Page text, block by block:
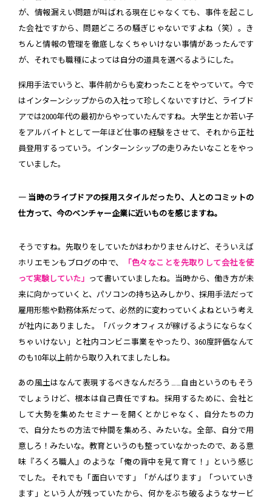
が、情報漏えい問題が叫ばれる現在じゃなくても、事件を起こし
た会社ですから、問題どころの騒ぎじゃないですよね（笑）。き
ちんと情報の管理を徹底しなくちゃいけない事情があったんです
が、それでも職種によっては自分の道具を選べるようにした。
採用手法でいうと、事件前からも変わったことをやっていて。今で
はインターンシップからの入社って珍しくないですけど、ライブド
アでは2000年代の最初からやっていたんですね。大学生とか若い子
をアルバイトとして一年ほど仕事の経験をさせて、それから正社
員登用するっていう。インターンシップの走りみたいなことをやっ
ていました。
― 当時のライブドアの採用スタイルだったり、人とのコミットの
仕方って、今のベンチャー企業に近いものを感じますね。
そうですね。先取りをしていたかはわかりませんけど、そういえば
ホリエモンもブログの中で、
「色々なことを先取りして会社を使
って実験していた」 って書いていましたね。当時から、働き方が未
来に向かっていくと、パソコンの持ち込みしかり、採用手法だって
雇用形態や勤務体系だって、必然的に変わっていくよねという考え
が社内にありました。「バックオフィスが稼げるようにならなく
ちゃいけない」と社内コンビニ事業をやったり、360度評価なんて
のも10年以上前から取り入れてましたしね。
あの風土はなんて表現するべきなんだろう……自由というのもそう
でしょうけど、根本は自己責任ですね。採用するために、会社と
して大勢を集めたセミナーを開くとかじゃなく、自分たちの力
で、自分たちの方法で仲間を集めろ、みたいな。全部、自分で用
意しろ！みたいな。教育というのも整っていなかったので、ある意
味『ろくろ職人』のような「俺の背中を見て育て！」という感じ
でした。それでも「面白いです」「がんばります」「ついていき
ます」という人が残っていたから、何かをぶち破るようなサービ